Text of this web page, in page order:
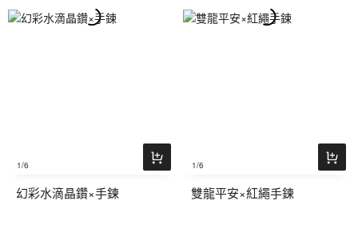
1/6
幻彩水滴晶鑽×手鍊
1/6
雙龍平安×紅繩手鍊